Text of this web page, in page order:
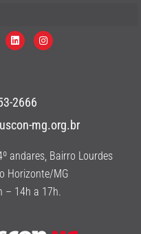
2666
mg.org.br
andares, Bairro Lourdes
Horizonte/MG
– 14h a 17h.